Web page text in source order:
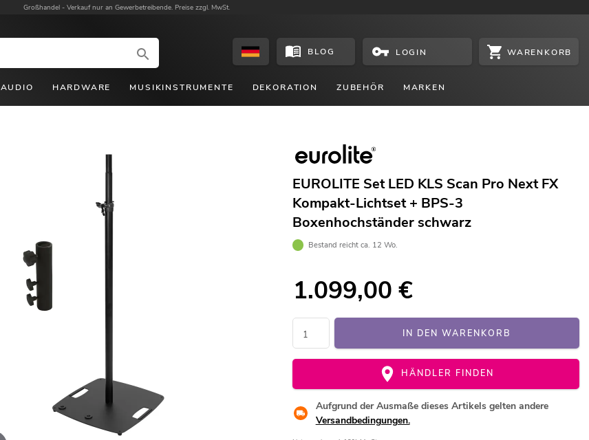
Großhandel - Verkauf nur an Gewerbetreibende. Preise zzgl. MwSt.
BLOG LOGIN WARENKORB
AUDIO HARDWARE MUSIKINSTRUMENTE DEKORATION ZUBEHÖR MARKEN
EUROLITE Set LED KLS Scan Pro Next FX
Kompakt-Lichtset + BPS-3
Boxenhochständer schwarz
Bestand reicht ca. 12 Wo.
1.099,00 €
IN DEN WARENKORB
HÄNDLER FINDEN
Aufgrund der Ausmaße dieses Artikels gelten andere
Versandbedingungen.